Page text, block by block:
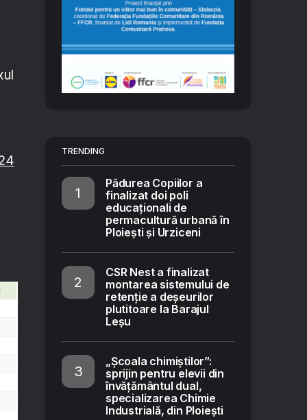
TRENDING
Pădurea Copiilor a
finalizat doi poli
educaționali de
permacultură urbană în
Ploiești și Urziceni
CSR Nest a finalizat
montarea sistemului de
retenție a deșeurilor
plutitoare la Barajul
Leșu
„Școala chimiștilor”:
sprijin pentru elevii din
învățământul dual,
specializarea Chimie
Industrială, din Ploiești